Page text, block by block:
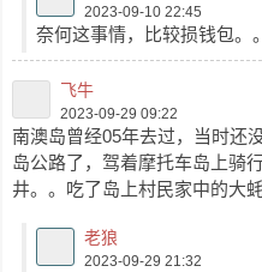
2023-09-10 22:45
奈何这事情，比较损钱包。
飞牛
2023-09-29 09:22
南澳岛曾经05年去过，当时还
岛公路了，驾着摩托车岛上骑
井。。吃了岛上村民家中的大
老狼
2023-09-29 21:32